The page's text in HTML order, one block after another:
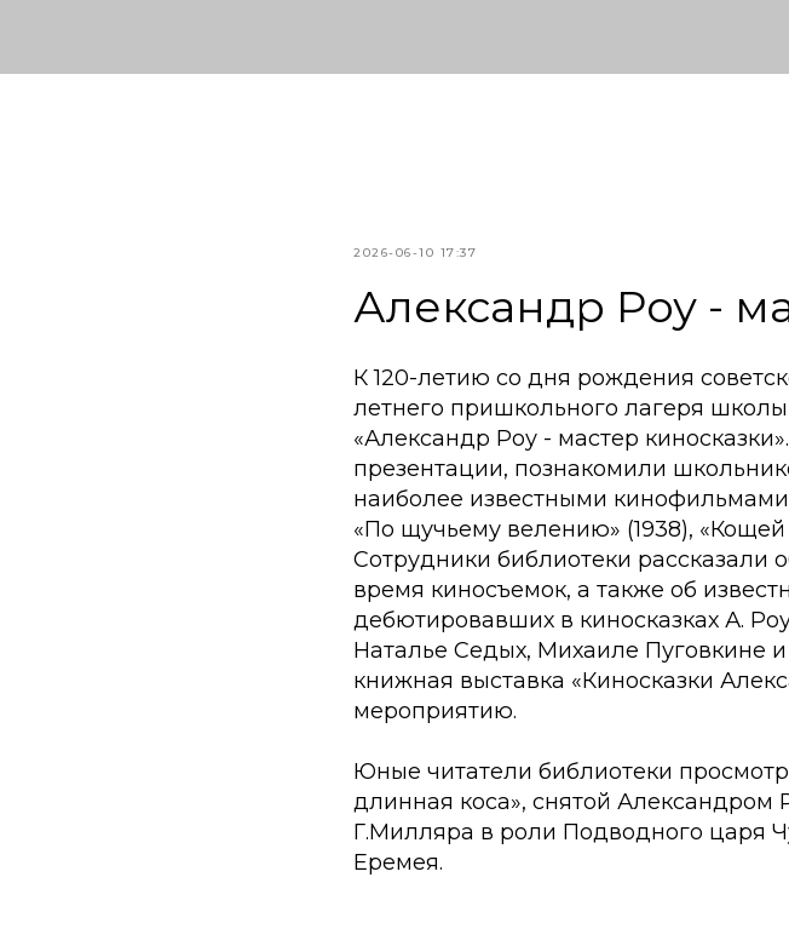
2026-06-10 17:37
Александр Роу -
К 120-летию со дня рождения
летнего пришкольного лагеря
«Александр Роу - мастер
презентации, познакомили
наиболее известными
«По щучьему велению» (1938), «Кощей
Сотрудники библиотеки рассказали
время киносъемок, а также об
дебютировавших в киносказках А.
Наталье Седых, Михаиле Пуговкине
книжная выставка «Киносказки
мероприятию.
Юные читатели библиотеки
длинная коса», снятой Александром
Г.Милляра в роли Подводного царя
Еремея.